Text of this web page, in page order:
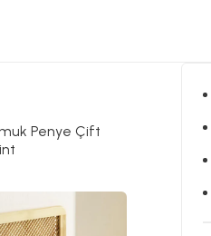
Penye Çift